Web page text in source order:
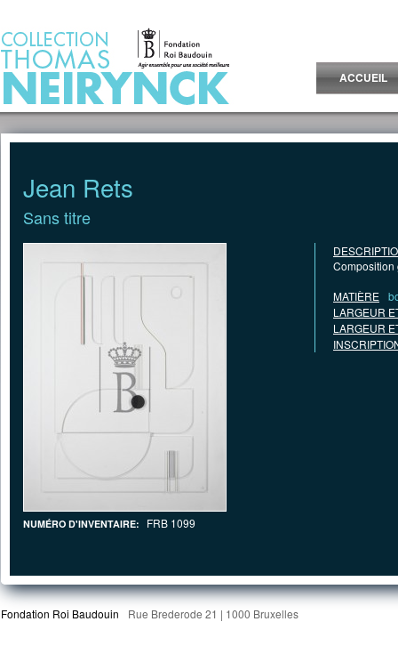
ACCUEIL
Jean Rets
Sans titre
NUMÉRO D'INVENTAIRE: FRB 1099
Composition
MATIÈRE
LARGEUR
LARGEUR
Fondation Roi Baudouin Rue Brederode 21 | 1000 Bruxelles